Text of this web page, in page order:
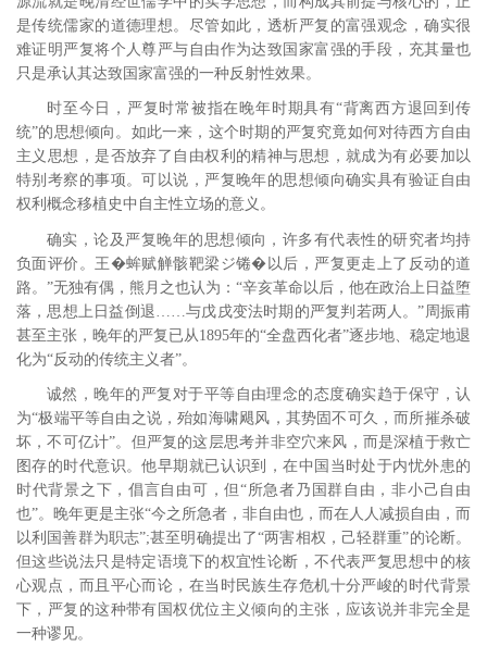
是传统儒家的道德理想。 尽管如此，透析严复的富强观念，确实很
难证明严复将个人尊严与自由作为达致国家富强的手段，充其量也
只是承认其达致国家富强的一种反射性效果。
时至今日，严复时常被指在晚年时期具有“背离西方退回到传
统”的思想倾向。如此一来，这个时期的严复究竟如何对待西方自由
主义思想，是否放弃了自由权利的精神与思想，就成为有必要加以
特别考察的事项。可以说，严复晚年的思想倾向确实具有验证自由
权利概念移植史中自主性立场的意义。
确实，论及严复晚年的思想倾向，许多有代表性的研究者均持
负面评价。王�蛑赋觯骸靶梁ジ锩�以后，严复更走上了反动的道
路。”无独有偶，熊月之也认为：“辛亥革命以后，他在政治上日益堕
落，思想上日益倒退……与戊戌变法时期的严复判若两人。” 周振甫
甚至主张，晚年的严复已从1895年的“全盘西化者”逐步地、稳定地退
化为“反动的传统主义者”。
诚然，晚年的严复对于平等自由理念的态度确实趋于保守，认
为“极端平等自由之说，殆如海啸飓风，其势固不可久，而所摧杀破
坏，不可亿计”。 但严复的这层思考并非空穴来风，而是深植于救亡
图存的时代意识。他早期就已认识到，在中国当时处于内忧外患的
时代背景之下，倡言自由可，但“所急者乃国群自由，非小己自由
也”。 晚年更是主张“今之所急者，非自由也，而在人人减损自由，而
以利国善群为职志”;甚至明确提出了“两害相权，己轻群重”的论断。
但这些说法只是特定语境下的权宜性论断，不代表严复思想中的核
心观点，而且平心而论，在当时民族生存危机十分严峻的时代背景
下，严复的这种带有国权优位主义倾向的主张，应该说并非完全是
一种谬见。